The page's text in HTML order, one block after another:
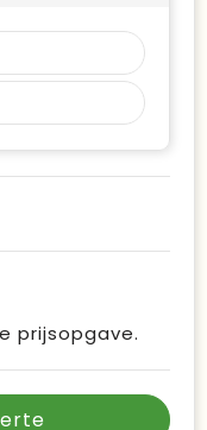
prijsopgave.